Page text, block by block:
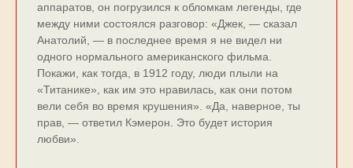
аппаратов, он погрузился к обломкам легенды, где
между ними состоялся разговор: «Джек, — сказал
Анатолий, — в последнее время я не видел ни
одного нормального американского фильма.
Покажи, как тогда, в 1912 году, люди плыли на
«Титанике», как им это нравилась, как они потом
вели себя во время крушения». «Да, наверное, ты
прав, — ответил Кэмерон. Это будет история
любви».